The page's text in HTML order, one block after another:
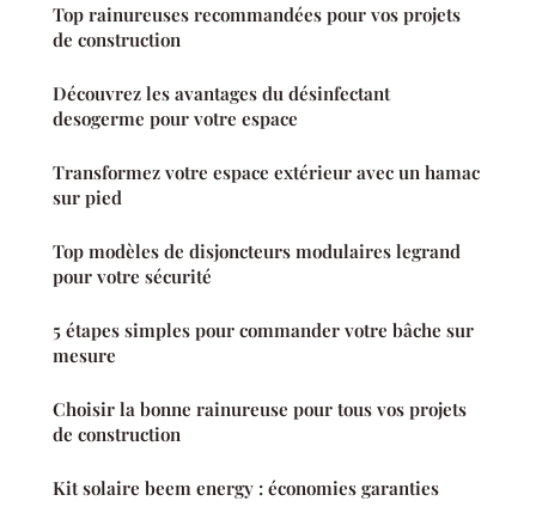
Top rainureuses recommandées pour vos projets
de construction
Découvrez les avantages du désinfectant
desogerme pour votre espace
Transformez votre espace extérieur avec un hamac
sur pied
Top modèles de disjoncteurs modulaires legrand
pour votre sécurité
5 étapes simples pour commander votre bâche sur
mesure
Choisir la bonne rainureuse pour tous vos projets
de construction
Kit solaire beem energy : économies garanties